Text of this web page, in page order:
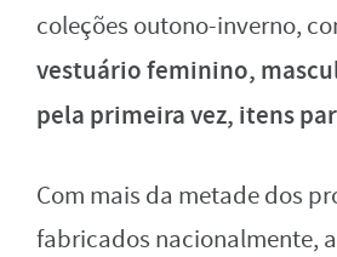
coleções outono-inverno,
vestuário feminino,
pela primeira vez, itens
Com mais da metade dos
fabricados nacionalmente,